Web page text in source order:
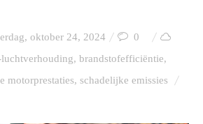
oktober 24, 2024
0
, brandstofefficiëntie,
motorprestaties, schadelijke emissies